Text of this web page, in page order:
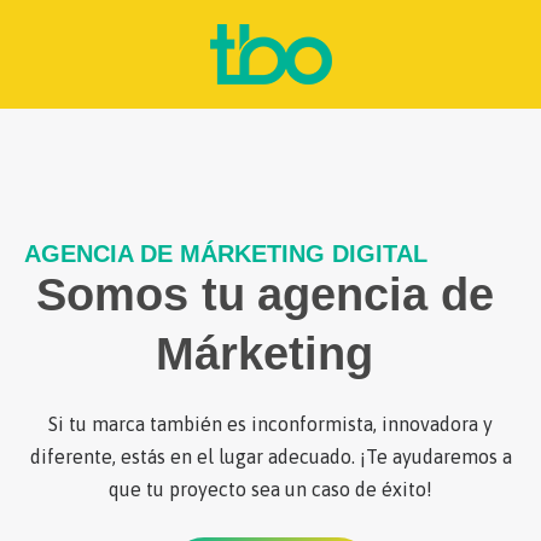
AGENCIA DE MÁRKETING DIGITAL
Somos tu agencia de
Márketing
Si tu marca también es inconformista, innovadora y
diferente, estás en el lugar adecuado. ¡Te ayudaremos a
que tu proyecto sea un caso de éxito!